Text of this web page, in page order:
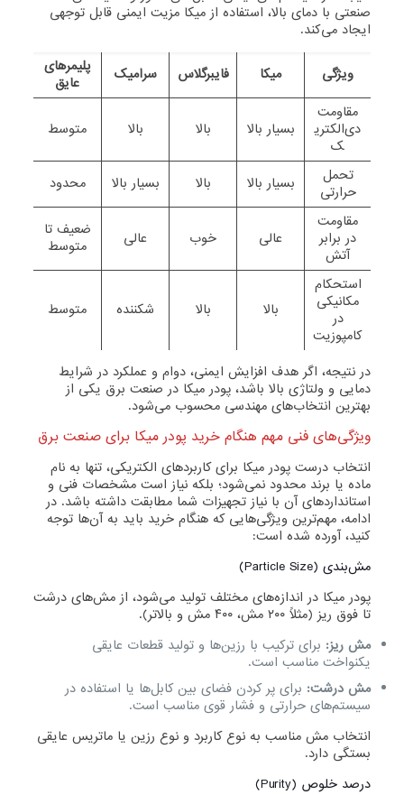
صنعتی با دمای بالا، استفاده از میکا مزیت ایمنی قابل توجهی
ایجاد می‌کند.
ویژگی میکا فایبرگلاس سرامیک
پلیمرهای
عایق
مقاومت
دی‌الکتری
ک
بسیار بالا بالا بالا متوسط
تحمل
حرارتی
بسیار بالا بالا بسیار بالا
محدود
مقاومت
در برابر
آتش
عالی خوب عالی
ضعیف تا
متوسط
استحکام
مکانیکی
در
کامپوزیت
بالا بالا شکننده متوسط
در نتیجه، اگر هدف افزایش ایمنی، دوام و عملکرد در شرایط
دمایی و ولتاژی بالا باشد، پودر میکا در صنعت برق یکی از
بهترین انتخاب‌های مهندسی محسوب می‌شود.
ویژگی‌های فنی مهم هنگام خرید پودر میکا برای صنعت برق
انتخاب درست پودر میکا برای کاربردهای الکتریکی، تنها به نام
ماده یا برند محدود نمی‌شود؛ بلکه نیاز است مشخصات فنی و
استانداردهای آن با نیاز تجهیزات شما مطابقت داشته باشد. در
ادامه، مهم‌ترین ویژگی‌هایی که هنگام خرید باید به آن‌ها توجه
کنید، آورده شده است:
مش‌بندی (Particle Size)
پودر میکا در اندازه‌های مختلف تولید می‌شود، از مش‌های درشت
تا فوق ریز (مثلاً ۲۰۰ مش، ۴۰۰ مش و بالاتر).
مش ریز: برای ترکیب با رزین‌ها و تولید قطعات عایقی
یکنواخت مناسب است.
مش درشت: برای پر کردن فضای بین کابل‌ها یا استفاده در
سیستم‌های حرارتی و فشار قوی مناسب است.
انتخاب مش مناسب به نوع کاربرد و نوع رزین یا ماتریس عایقی
بستگی دارد.
درصد خلوص (Purity)